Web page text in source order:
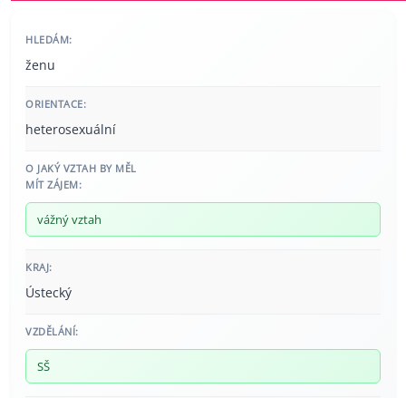
HLEDÁM:
ženu
ORIENTACE:
heterosexuální
O JAKÝ VZTAH BY MĚL
MÍT ZÁJEM:
vážný vztah
KRAJ:
Ústecký
VZDĚLÁNÍ:
SŠ